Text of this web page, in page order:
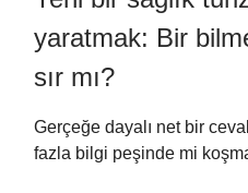
yaratmak: Bir
sır mı?
Gerçeğe dayalı net bir
fazla bilgi peşinde mi